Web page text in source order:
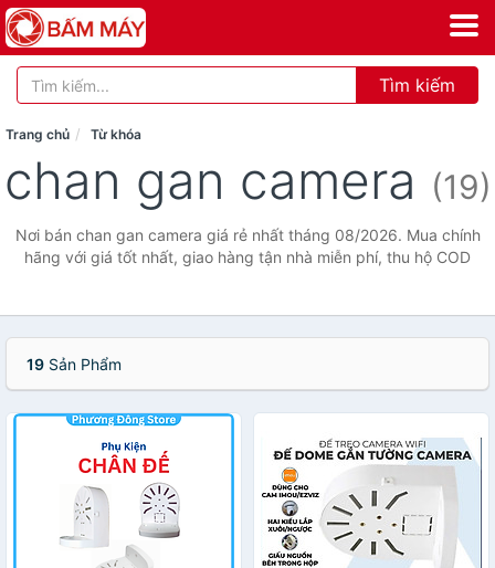
Tìm kiếm
Trang chủ Từ khóa
chan gan camera (19)
Nơi bán chan gan camera giá rẻ nhất tháng 08/2026. Mua chính
hãng với giá tốt nhất, giao hàng tận nhà miễn phí, thu hộ COD
19 Sản Phẩm